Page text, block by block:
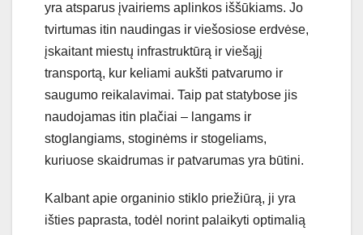
yra atsparus įvairiems aplinkos iššūkiams. Jo
tvirtumas itin naudingas ir viešosiose erdvėse,
įskaitant miestų infrastruktūrą ir viešąjį
transportą, kur keliami aukšti patvarumo ir
saugumo reikalavimai. Taip pat statybose jis
naudojamas itin plačiai – langams ir
stoglangiams, stoginėms ir stogeliams,
kuriuose skaidrumas ir patvarumas yra būtini.
Kalbant apie organinio stiklo priežiūrą, ji yra
išties paprasta, todėl norint palaikyti optimalią